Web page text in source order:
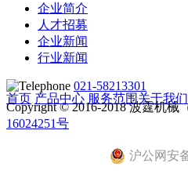
企业简介
人才招募
企业新闻
行业新闻
021-58213301
首页 产品中心 服务范围关于我们
Copyright © 2016-2018 波霆机械
16024251号
沪公网安